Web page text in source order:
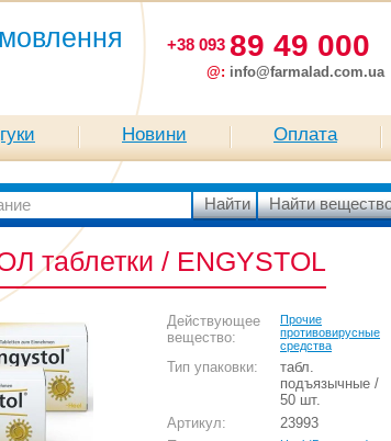
+38 093 89 49 000
@: info@farmalad.com.ua
Новини Оплата
таблетки / ENGYSTOL
Действующее
вещество:
Прочие
противовирусные
средства
Тип упаковки:
табл.
подъязычные /
50 шт.
Артикул:
23993